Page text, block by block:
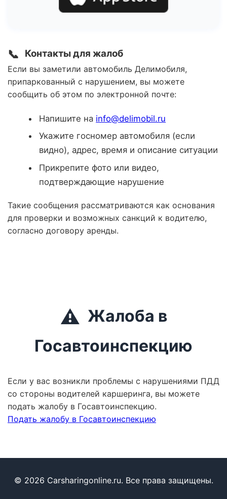
📞 Контакты для жалоб
Если вы заметили автомобиль Делимобиля,
припаркованный с нарушением, вы можете
сообщить об этом по электронной почте:
Напишите на info@delimobil.ru
Укажите госномер автомобиля (если
видно), адрес, время и описание ситуации
Прикрепите фото или видео,
подтверждающие нарушение
Такие сообщения рассматриваются как основания
для проверки и возможных санкций к водителю,
согласно договору аренды.
⚠️ Жалоба в
Госавтоинспекцию
Если у вас возникли проблемы с нарушениями ПДД
со стороны водителей каршеринга, вы можете
подать жалобу в Госавтоинспекцию.
Подать жалобу в Госавтоинспекцию
© 2026 Carsharingonline.ru. Все права защищены.